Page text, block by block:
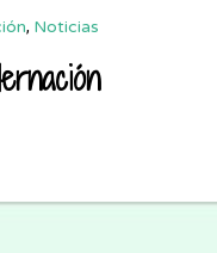
, Noticias